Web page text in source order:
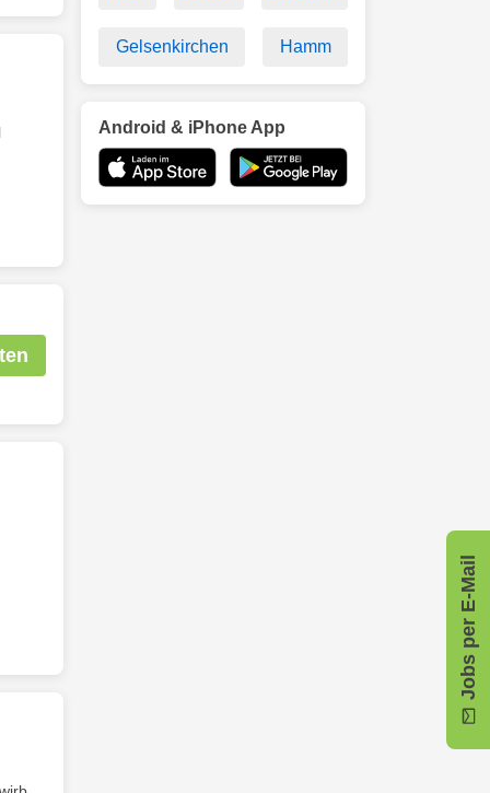
Jobs per E-Mail
Gelsenkirchen Hamm
Android & iPhone App